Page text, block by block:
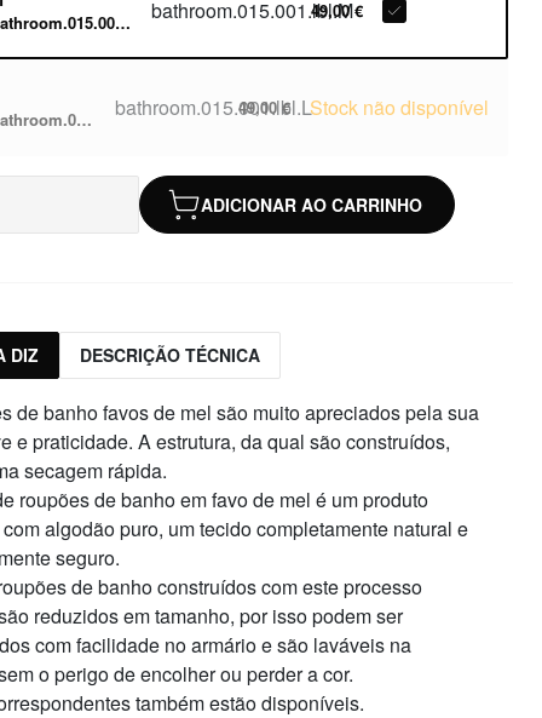
bathroom.015.001.lbl.M
49,00 €
bathroom.015.001.lbl.L
49,00 € Stock não disponível
ADICIONAR AO CARRINHO
DIZ DESCRIÇÃO TÉCNICA
de banho favos de mel são muito apreciados pela sua
e praticidade. A estrutura, da qual são construídos,
secagem rápida.
roupões de banho em favo de mel é um produto
algodão puro, um tecido completamente natural e
seguro.
de banho construídos com este processo
reduzidos em tamanho, por isso podem ser
com facilidade no armário e são laváveis na
o perigo de encolher ou perder a cor.
também estão disponíveis.